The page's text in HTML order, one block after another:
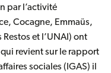
par l’activité
, Cocagne, Emmaüs,
Restos et l’UNAI ) ont
revient sur le rapport
sociales ( IGAS) il